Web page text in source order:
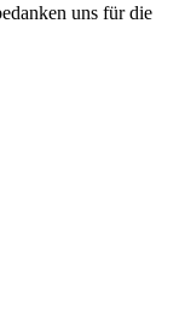
uns für die